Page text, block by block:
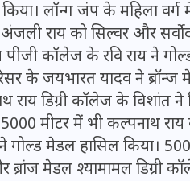
किया। लॉन्ग जंप के महिला
अंजली राय को सिल्वर और
कॉलेज के रवि राय ने
के जयभारत यादव ने ब्रॉन्ज
राय डिग्री कॉलेज के विशांत
मीटर में भी कल्पनाथ
मेडल हासिल किया।
मेडल श्यामामल डिग्री
पंखे
जिस
के बीते
हुए
तपकर